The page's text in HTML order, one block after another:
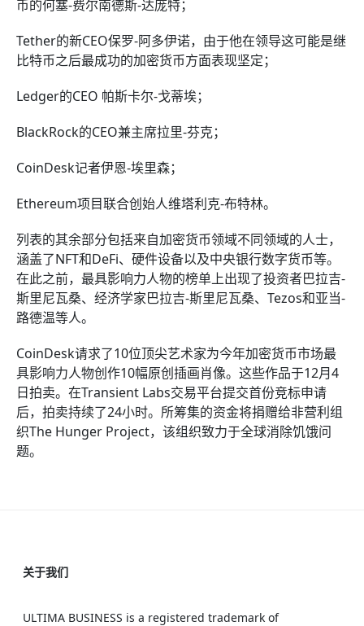
币的何塞-费尔南德斯-达庞特；
Tether的新CEO保罗-阿多伊诺，由于他在领导这可能是继
比特币之后最成功的加密货币方面表现坚定；
Ledger的CEO 帕斯卡尔-戈蒂埃；
BlackRock的CEO兼主席拉里-芬克；
CoinDesk记者伊恩-埃里森；
Ethereum项目联合创始人维塔利克-布特林。
列表的其余部分包括来自加密货币领域不同领域的人士，
涵盖了NFT和DeFi、硬件设备以及中央银行数字货币等。
在此之前，最具影响力人物的榜单上出现了投资者巴拉吉-
斯里尼瓦桑、经济学家巴拉吉-斯里尼瓦桑、Tezos和亚当-
路德温等人。
CoinDesk请求了10位顶尖艺术家为今年加密货币市场最
具影响力人物创作10幅原创插画肖像。这些作品于12月4
日拍卖。在Transient Labs交易平台提交首份竞标申请
后，拍卖持续了24小时。所筹集的资金将捐赠给非营利组
织The Hunger Project，该组织致力于全球消除饥饿问
题。
关于我们
ULTIMA BUSINESS is a registered trademark of